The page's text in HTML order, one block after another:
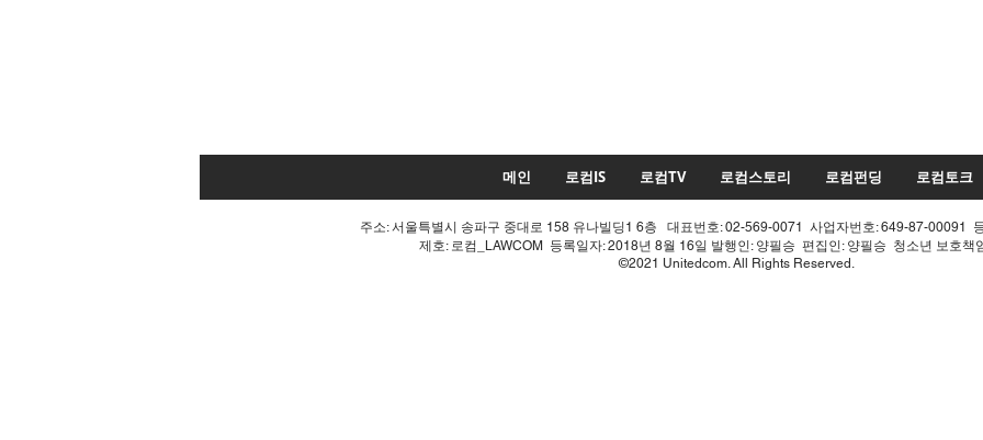
메인 로컴IS 로컴TV 로컴스토리 로컴펀딩 로컴토크
주소: 서울특별시 송파구 중대로 158 유나빌딩1 6층 대표번호: 02-569-0071 사업자번호: 649-87-00091
제호: 로컴_LAWCOM 등록일자: 2018년 8월 16일 발행인: 양필승 편집인: 양필승 청소년 보호
©2021 Unitedcom. All Rights Reserved.